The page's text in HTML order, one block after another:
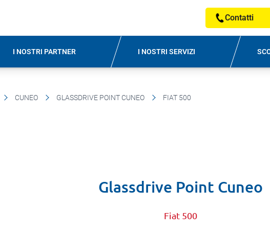
Contatti
I NOSTRI PARTNER I NOSTRI SERVIZI
CUNEO GLASSDRIVE POINT CUNEO FIAT 500
Glassdrive Point Cuneo
Fiat 500